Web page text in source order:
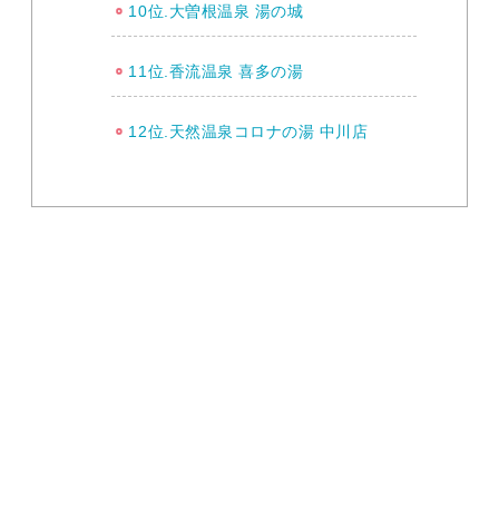
10位.大曽根温泉 湯の城
11位.香流温泉 喜多の湯
12位.天然温泉コロナの湯 中川店